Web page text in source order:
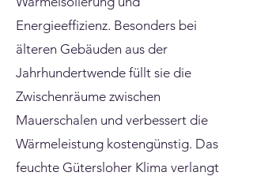
Energieeffizienz. Besonders bei
älteren Gebäuden aus der
Jahrhundertwende füllt sie die
Zwischenräume zwischen
Mauerschalen und verbessert die
Wärmeleistung kostengünstig. Das
feuchte Gütersloher Klima verlangt